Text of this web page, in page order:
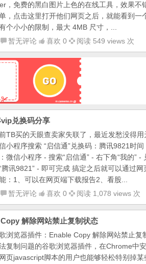
，免费的黑白图片上色的在线工具，效果
，点击这里打开他们网页之后，就能看到
个小小的限制，最大 4MB 尺寸，...
暂无评论 喜欢 0 阅读 549 views 次
兑换码分享
TB买的天眼查卖家失联了，最近发愁没得
小程序搜索 “启信通”兑换码：腾讯9821时
微信小程序 - 搜索“启信通” - 右下角“我的”
腾讯9821” - 即可完成 搞定之后就可以通过
：1、可以在网页端下载报告2、看股...
暂无评论 喜欢 0 阅读 1,078 views 次
解除网站禁止复制状态
浏览器插件：Enable Copy 解除网站禁止
复制问题的谷歌浏览器插件，在Chrome中
页javascript脚本的用户也能够轻松特别掉